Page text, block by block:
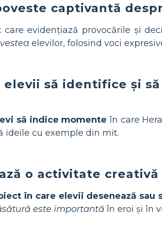
captivantă
care evidențiază provocările și
elevilor, folosind voci
elevii să identifice și
să indice momente în care
ideile cu exemple din mit.
o activitate
în care elevii desenează sau
este importantă în eroi și în